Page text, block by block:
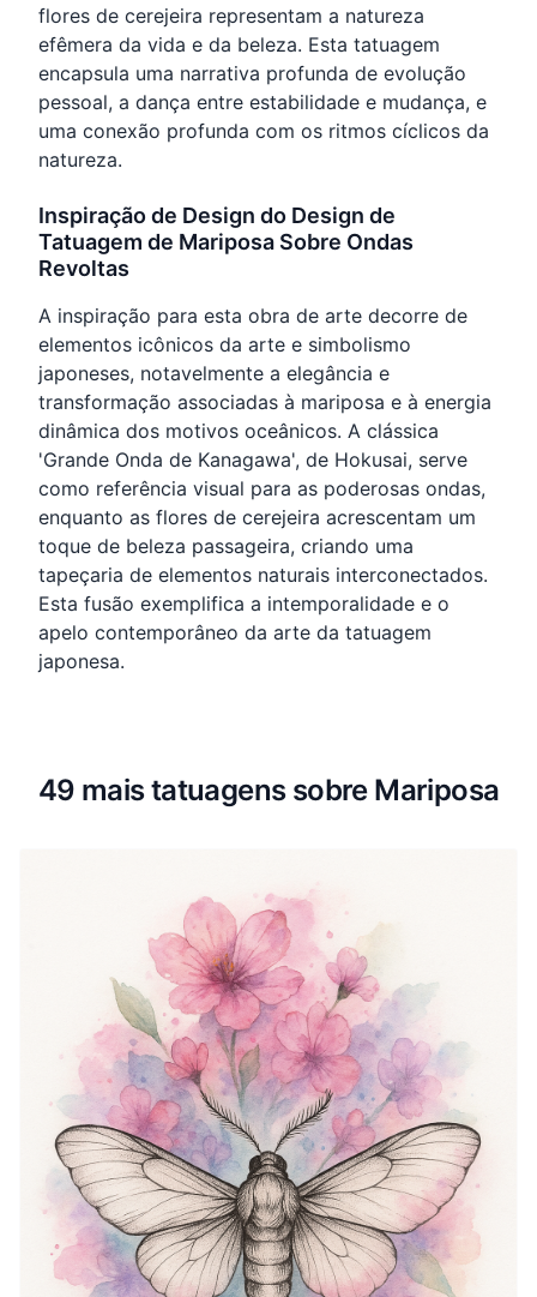
flores de cerejeira representam a natureza
efêmera da vida e da beleza. Esta tatuagem
encapsula uma narrativa profunda de evolução
pessoal, a dança entre estabilidade e mudança, e
uma conexão profunda com os ritmos cíclicos da
natureza.
Inspiração de Design do Design de
Tatuagem de Mariposa Sobre Ondas
Revoltas
A inspiração para esta obra de arte decorre de
elementos icônicos da arte e simbolismo
japoneses, notavelmente a elegância e
transformação associadas à mariposa e à energia
dinâmica dos motivos oceânicos. A clássica
'Grande Onda de Kanagawa', de Hokusai, serve
como referência visual para as poderosas ondas,
enquanto as flores de cerejeira acrescentam um
toque de beleza passageira, criando uma
tapeçaria de elementos naturais interconectados.
Esta fusão exemplifica a intemporalidade e o
apelo contemporâneo da arte da tatuagem
japonesa.
49 mais tatuagens sobre Mariposa